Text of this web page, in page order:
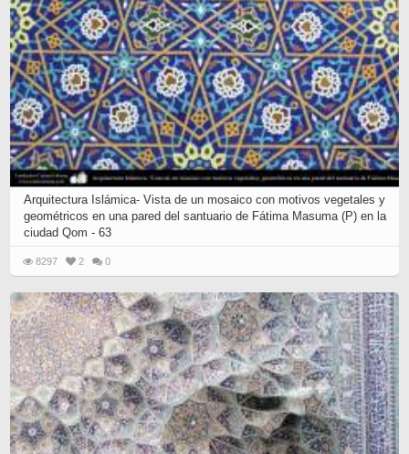
Arquitectura Islámica- Vista de un mosaico con motivos vegetales y
geométricos en una pared del santuario de Fátima Masuma (P) en la
ciudad Qom - 63
8297 2 0